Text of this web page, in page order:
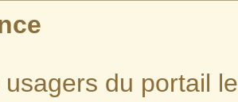
usagers du portail